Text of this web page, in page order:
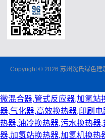
Copyright © 2026 苏州沈氏绿色建
微混合器,管式反应器,加氢站
器,气化器,高效换热器,印刷
热器,油冷换热器,污水换热器
器,加氢站换热器,加氢机换热